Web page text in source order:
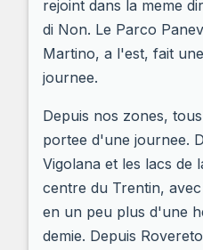
rejoint dans la meme
di Non. Le Parco
Martino, a l'est, fait
journee.
Depuis nos zones,
portee d'une journee.
Vigolana et les lacs de
centre du Trentin,
en un peu plus d'une
demie. Depuis